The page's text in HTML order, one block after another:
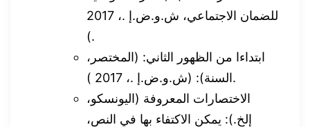
للضمان الاجتماعي، ش.و.ض.إ .، 2017
).
ابتداءا من الظهور الثاني: (المختصر،
السنة): (ش.و.ض.إ .، 2017 ).
الاختصارات المعروفة (اليونسكو،
إلخ.): يمكن الاكتفاء بها في النص،